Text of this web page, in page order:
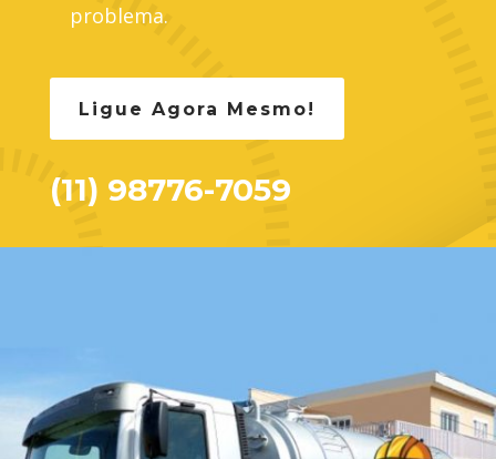
problema.
Ligue Agora Mesmo!
(11) 98776-7059